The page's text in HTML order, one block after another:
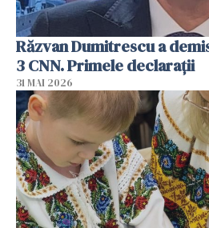
Răzvan Dumitrescu a
3 CNN. Primele declarații
31 MAI 2026